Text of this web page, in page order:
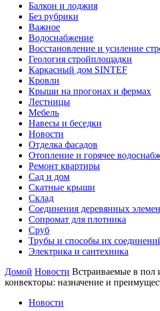
Балкон и лоджия
Без рубрики
Важное
Водоснабжение
Восстановление и усиление
Геология стройплощадки
Каркасный дом SINTEF
Кровли
Крыши на прогонах и фермах
Лестницы
Мебель
Навесы и беседки
Новости
Отделка фасадов
Отопление и горячее
Ремонт квартиры
Сад и дом
Скатные крыши
Склад
Соединения деревянных
Сопромат для плотника
Сруб
Трубы и способы их
Электрика и сантехника
Домой Новости Встраиваемые в пол
конвекторы: назначение и
Новости